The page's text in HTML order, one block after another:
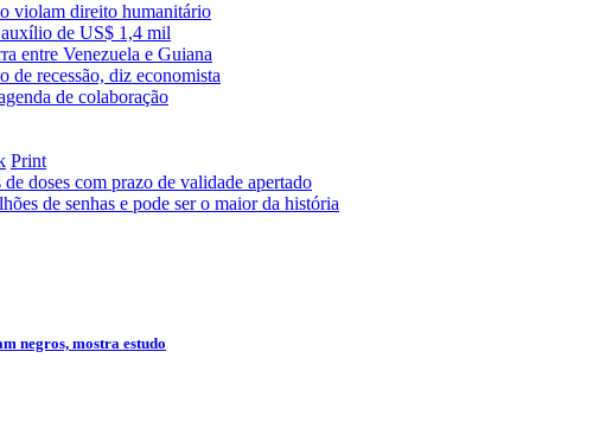
violam direito humanitário
de US$ 1,4 mil
entre Venezuela e Guiana
de recessão, diz economista
de colaboração
Print
doses com prazo de validade apertado
de senhas e pode ser o maior da história
negros, mostra estudo